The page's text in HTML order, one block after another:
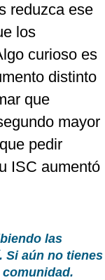
reduzca ese
los
curioso es
distinto
que
mayor
pedir
ISC aumentó
las
. Si aún no tienes